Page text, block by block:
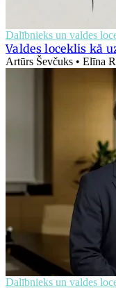
Dalībnieks un valdes
Valdes loceklis kā
Artūrs Ševčuks • Elīna
Dalībnieks un valdes